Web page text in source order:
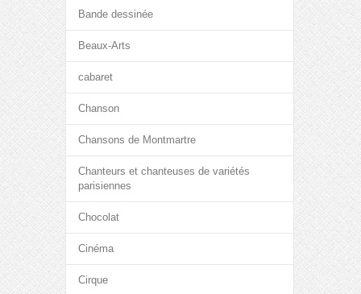
Bande dessinée
Beaux-Arts
cabaret
Chanson
Chansons de Montmartre
Chanteurs et chanteuses de variétés
parisiennes
Chocolat
Cinéma
Cirque